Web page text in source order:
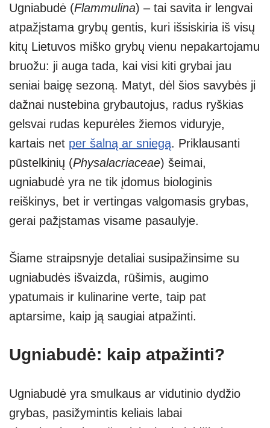
at
s
A
p
p
p
e
e
gr
a
m
er ss
e
n
g
er
ar
e
Ugniabudė (Flammulina) – tai savita ir lengvai
atpažįstama grybų gentis, kuri išsiskiria iš visų
kitų Lietuvos miško grybų vienu nepakartojamu
bruožu: ji auga tada, kai visi kiti grybai jau
seniai baigę sezoną. Matyt, dėl šios savybės ji
dažnai nustebina grybautojus, radus ryškias
gelsvai rudas kepurėles žiemos viduryje,
kartais net per šalną ar sniegą. Priklausanti
pūstelkinių (Physalacriaceae) šeimai,
ugniabudė yra ne tik įdomus biologinis
reiškinys, bet ir vertingas valgomasis grybas,
gerai pažįstamas visame pasaulyje.
Šiame straipsnyje detaliai susipažinsime su
ugniabudės išvaizda, rūšimis, augimo
ypatumais ir kulinarine verte, taip pat
aptarsime, kaip ją saugiai atpažinti.
Ugniabudė: kaip atpažinti?
Ugniabudė yra smulkaus ar vidutinio dydžio
grybas, pasižymintis keliais labai